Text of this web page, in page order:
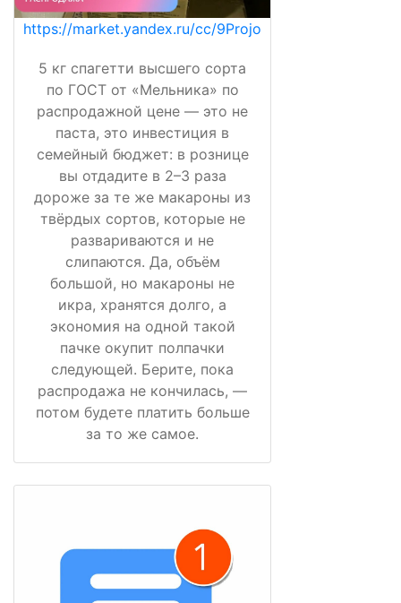
https://market.yandex.ru/cc/9Projo
5 кг спагетти высшего сорта
по ГОСТ от «Мельника» по
распродажной цене — это не
паста, это инвестиция в
семейный бюджет: в рознице
вы отдадите в 2–3 раза
дороже за те же макароны из
твёрдых сортов, которые не
развариваются и не
слипаются. Да, объём
большой, но макароны не
икра, хранятся долго, а
экономия на одной такой
пачке окупит полпачки
следующей. Берите, пока
распродажа не кончилась, —
потом будете платить больше
за то же самое.